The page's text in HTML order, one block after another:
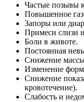
Частые позывы
Повышенное
Запоры или
Примеси слизи
Боли в животе.
Постоянная
Снижение массы
Изменение
Снижение
кровотечение).
Слабость и